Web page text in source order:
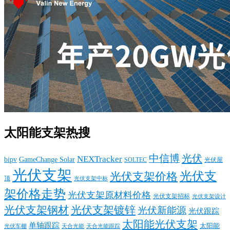
太阳能支架热搜
bipv GameChange Solar NEXTracker SOLTEC 中信博光伏 光伏屋
顶 光伏支架 光伏支架中标 光伏支架价格 光伏支
架价格走势 光伏支架原材料价格 光伏支架招标 光伏支架设计
光伏支架钢材光伏支架镀锌光伏新能源 光伏跟踪
光伏车棚 单轴跟踪 天合光能 天合光能跟踪 太阳能光伏支架 太阳能